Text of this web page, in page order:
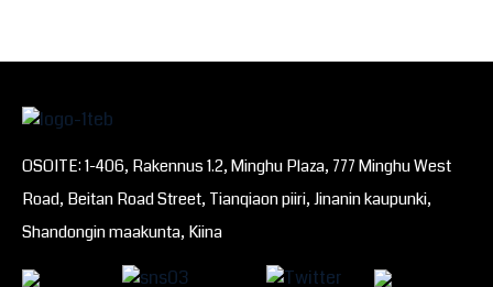
OSOITE: 1-406, Rakennus 1.2, Minghu Plaza, 777 Minghu West
Road, Beitan Road Street, Tianqiaon piiri, Jinanin kaupunki,
Shandongin maakunta, Kiina